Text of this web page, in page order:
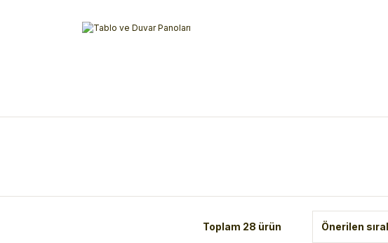
%10 Havale İndirimiŞimdi Alışveriş yap!
Toplam 28 ürün